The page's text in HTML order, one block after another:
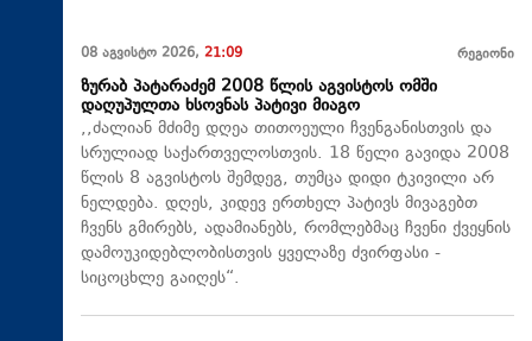
08 აგვისტო 2026, 21:09 რეგიონი
ზურაბ პატარაძემ 2008 წლის აგვისტოს ომში
დაღუპულთა ხსოვნას პატივი მიაგო
,,ძალიან მძიმე დღეა თითოეული ჩვენგანისთვის და
სრულიად საქართველოსთვის. 18 წელი გავიდა 2008
წლის 8 აგვისტოს შემდეგ, თუმცა დიდი ტკივილი არ
ნელდება. დღეს, კიდევ ერთხელ პატივს მივაგებთ
ჩვენს გმირებს, ადამიანებს, რომლებმაც ჩვენი ქვეყნის
დამოუკიდებლობისთვის ყველაზე ძვირფასი -
სიცოცხლე გაიღეს“.